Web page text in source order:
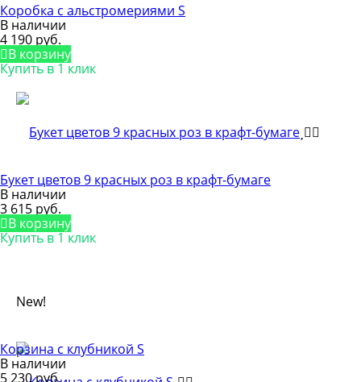
Коробка с альстромериями S
В наличии
4 190 руб.
В корзину
Купить в 1 клик
Букет цветов 9 красных роз в крафт-бумаге
В наличии
3 615 руб.
В корзину
Купить в 1 клик
New!
Корзина с клубникой S
В наличии
5 230 руб.